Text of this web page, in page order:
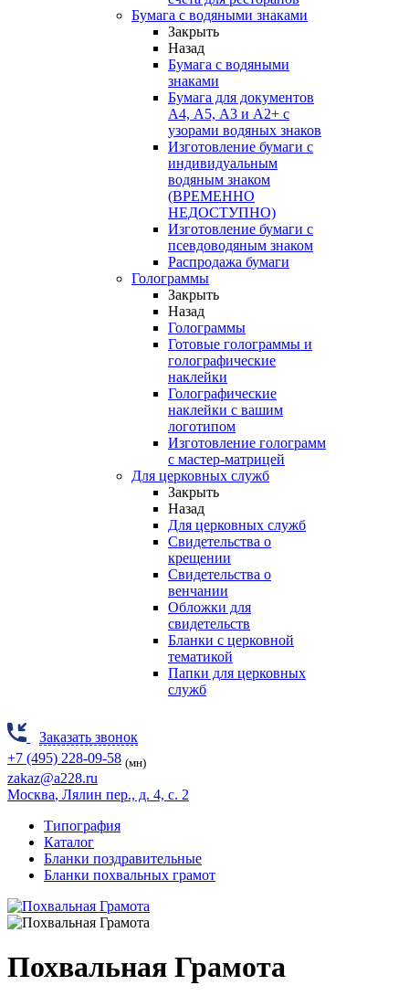
Бумага с водяными знаками
Закрыть
Назад
Бумага с водяными
знаками
Бумага для документов
А4, А5, А3 и А2+ с
узорами водяных знаков
Изготовление бумаги с
индивидуальным
водяным знаком
(ВРЕМЕННО
НЕДОСТУПНО)
Изготовление бумаги с
псевдоводяным знаком
Распродажа бумаги
Голограммы
Закрыть
Назад
Голограммы
Готовые голограммы и
голографические
наклейки
Голографические
наклейки с вашим
логотипом
Изготовление голограмм
с мастер-матрицей
Для церковных служб
Закрыть
Назад
Для церковных служб
Свидетельства о
крещении
Свидетельства о
венчании
Обложки для
свидетельств
Бланки с церковной
тематикой
Папки для церковных
служб
Заказать звонок
+7 (495) 228-09-58 (мн)
zakaz@a228.ru
Москва, Лялин пер., д. 4, с. 2
Типография
Каталог
Бланки поздравительные
Бланки похвальных грамот
Похвальная Грамота